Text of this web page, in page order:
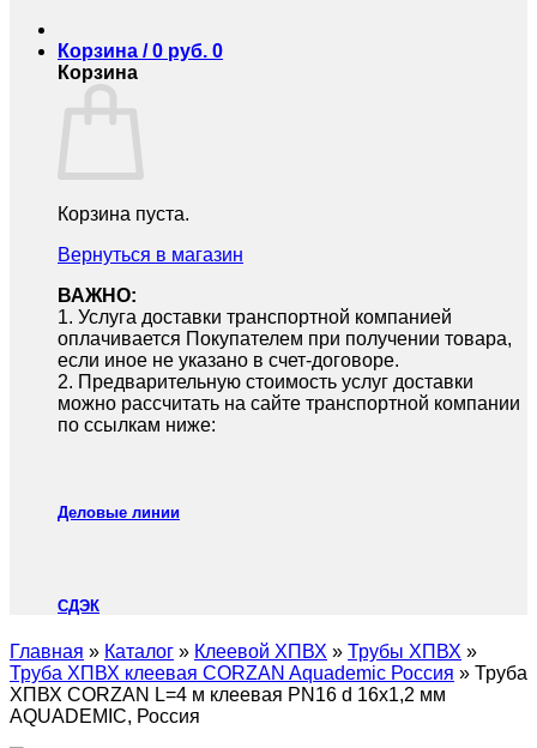
Корзина /0 руб. 0
Корзина
Корзина пуста.
Вернуться в магазин
ВАЖНО:
1.⁠ ⁠Услуга доставки транспортной компанией
оплачивается Покупателем при получении товара,
если иное не указано в счет-договоре.
2.⁠ ⁠Предварительную стоимость услуг доставки
можно рассчитать на сайте транспортной компании
по ссылкам ниже:
Деловые линии
СДЭК
Главная » Каталог » Клеевой ХПВХ » Трубы ХПВХ »
Труба ХПВХ клеевая CORZAN Aquademic Россия » Труба
ХПВХ CORZAN L=4 м клеевая PN16 d 16х1,2 мм
AQUADEMIC, Россия